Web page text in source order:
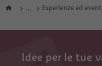
... Esperienze ed
Idee per le tue